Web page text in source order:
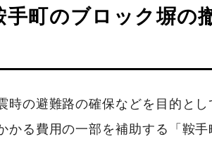
手町のブロック塀の
時の避難路の確保などを目的と
かる費用の一部を補助する「鞍